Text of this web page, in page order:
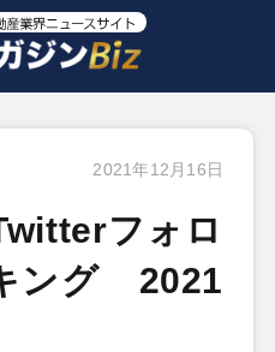
2021年12月16日
フォロ
ング 2021